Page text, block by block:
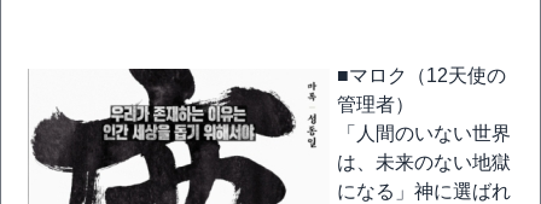
■マロク（12天使の
管理者）
「人間のいない世界
は、未来のない地獄
になる」神に選ばれ